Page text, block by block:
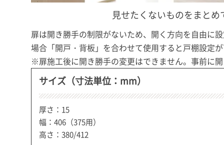
見せたくないものをまとめ
扉は開き勝手の制限がないため、開く方向を自由に
場合「開戸・背板」を合わせて使用すると戸棚設定
※扉施工後に開き勝手の変更はできません。事前に
サイズ（寸法単位：mm）
厚さ：15
幅：406（375用）
高さ：380/412